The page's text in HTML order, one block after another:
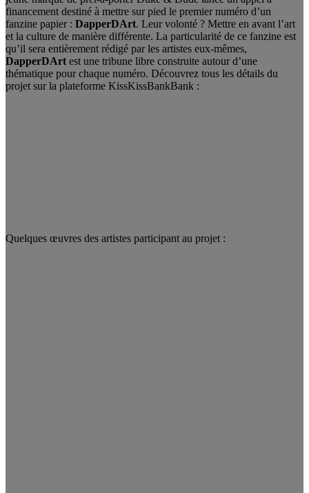
financement destiné à mettre sur pied le premier numéro d’un
fanzine papier : DapperDArt. Leur volonté ? Mettre en avant l’art
et la culture de manière différente. La particularité de ce fanzine est
qu’il sera entièrement rédigé par les artistes eux-mêmes,
DapperDArt est une tribune libre construite autour d’une
thématique pour chaque numéro. Découvrez tous les détails du
projet sur la plateforme KissKissBankBank :
Quelques œuvres des artistes participant au projet :